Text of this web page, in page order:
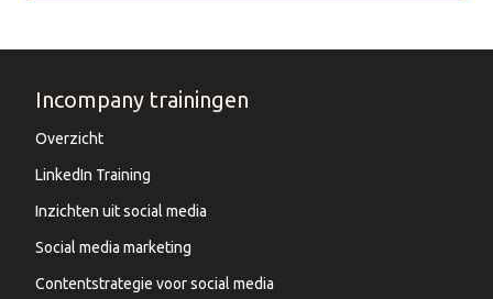
Incompany trainingen
Overzicht
LinkedIn Training
Inzichten uit social media
Social media marketing
Contentstrategie voor social media